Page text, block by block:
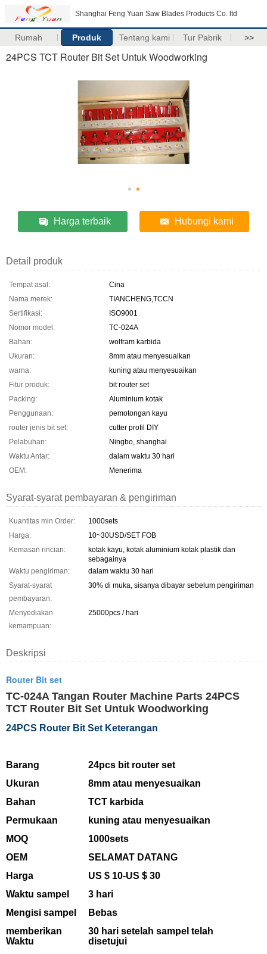
Shanghai Feng Yuan Saw Blades Products Co. ltd
Rumah Produk Tentang kami Tur Pabrik >>
24PCS TCT Router Bit Set Untuk Woodworking
Harga terbaik Hubungi kami
Detail produk
Tempat asal:
Cina
Nama merek:
TIANCHENG,TCCN
Sertifikasi:
ISO9001
Nomor model:
TC-024A
Bahan:
wolfram karbida
Ukuran:
8mm atau menyesuaikan
warna:
kuning atau menyesuaikan
Fitur produk:
bit router set
Packing:
Aluminium kotak
Penggunaan:
pemotongan kayu
router jenis bit set:
cutter profil DIY
Pelabuhan:
Ningbo, shanghai
Waktu Antar:
dalam waktu 30 hari
OEM:
Menerima
Syarat-syarat pembayaran & pengiriman
Kuantitas min Order:
1000sets
Harga:
10~30USD/SET FOB
Kemasan rincian:
kotak kayu, kotak aluminium kotak plastik dan
sebagainya
Waktu pengiriman:
dalam waktu 30 hari
Syarat-syarat
pembayaran:
30% di muka, sisanya dibayar sebelum pengiriman
Menyediakan
kemampuan:
25000pcs / hari
Deskripsi
Router Bit set
TC-024A Tangan Router Machine Parts 24PCS
TCT Router Bit Set Untuk Woodworking
24PCS Router Bit Set Keterangan
Barang
24pcs bit router set
Ukuran
8mm atau menyesuaikan
Bahan
TCT karbida
Permukaan
kuning atau menyesuaikan
MOQ
1000sets
OEM
SELAMAT DATANG
Harga
US $ 10-US $ 30
Waktu sampel
3 hari
Mengisi sampel
Bebas
memberikan
Waktu
30 hari setelah sampel telah
disetujui